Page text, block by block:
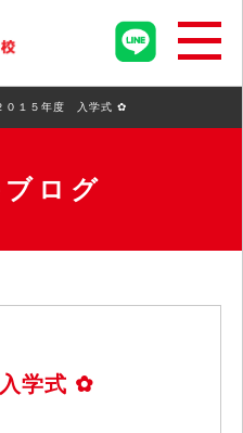
０１５年度 入学式 ✿
ログ
学式 ✿